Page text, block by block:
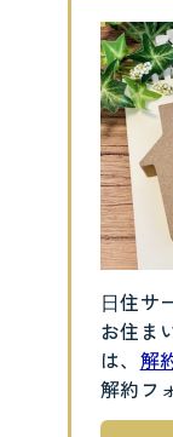
⽇住サ
お住ま
は、 解
解約フ